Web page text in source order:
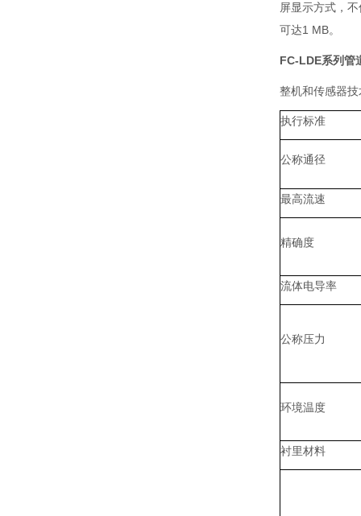
屏显示方式，
可达1 MB。
FC-LDE系列管
整机和传感器
执行标准
公称通径
最高流速
精确度
流体电导率
公称压力
环境温度
衬里材料